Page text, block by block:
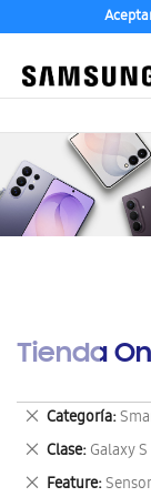
Tienda
Categoría
Eliminar
este
artículo
Clase Galaxy S
Eliminar
este
Feature
Eliminar